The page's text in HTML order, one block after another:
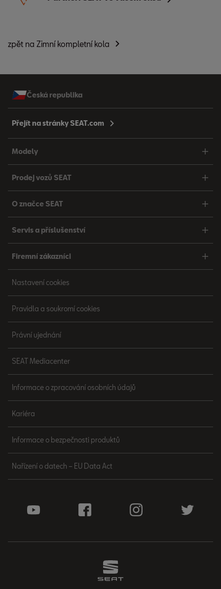
zpět na Zimní kompletní kola
Česká republika
Přejít na stránky SEAT.com
Modely
Prodej vozů SEAT
O značce SEAT
Servis a příslušenství
Firemní zákazníci
Nastavení cookies
Pravidla a soukromí cookies
Právní ujednání
SEAT Mediacenter
Informace o zpracování osobních údajů
Kariéra
Informace o bezpečnosti produktů
Nařízení o datech – EU Data Act